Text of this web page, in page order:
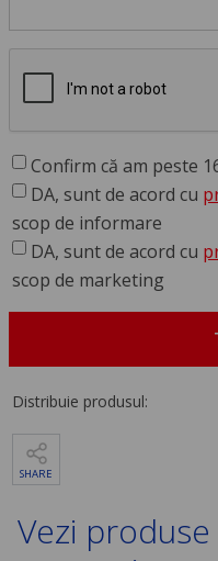
Confirm că am peste
DA, sunt de acord cu
scop de informare
DA, sunt de acord cu
scop de marketing
Distribuie produsul:
SHARE
Vezi